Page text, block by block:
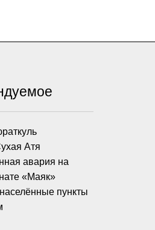
Атя
авария на
«Маяк»
пункты